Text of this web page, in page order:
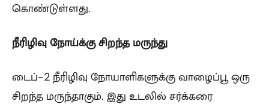
கொண்டுள்ளது.
நீரிழிவு நோய்க்கு சிறந்த மருந்து
டைப்-2 நீரிழிவு நோயாளிகளுக்கு வாழைப்பூ ஒரு
சிறந்த மருந்தாகும். இது உடலில் சர்க்கரை